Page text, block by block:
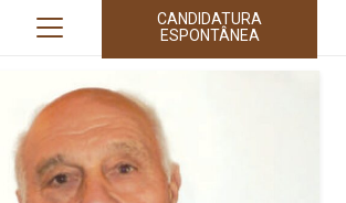
CANDIDATURA
ESPONTÂNEA